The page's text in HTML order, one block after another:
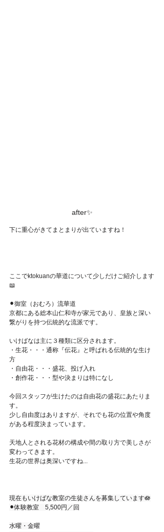
after✨
下に重心がきてまとまりが出ていますね！
ここでktokuanの華道について少しだけご紹介します
📖
⚫︎御室（おむろ）流華道
京都にある総本山仁和寺が家元であり、皇族と深い
繋がりを持つ伝統的な流派です。
いけばなは主に３種類に区分されます。
・生花・・・通称『伝花』と呼ばれる伝統的な生け
方
・自由花・・・盛花、投げ入れ
・創作花・・・型や決まりは特になし
今回スタッフが生けたのは自由花の盛花にあたりま
す。
少し自由度はありますが、それでも花の位置や角度
がある程度決まっています。
天地人とされる花材の構成や間の取り方で美しさが
変わってきます。
生花の世界は奥深いですね...
現在もいけばな教室の生徒さんを募集しています🪷
⚫︎体験教室　5,500円／回
水曜・金曜